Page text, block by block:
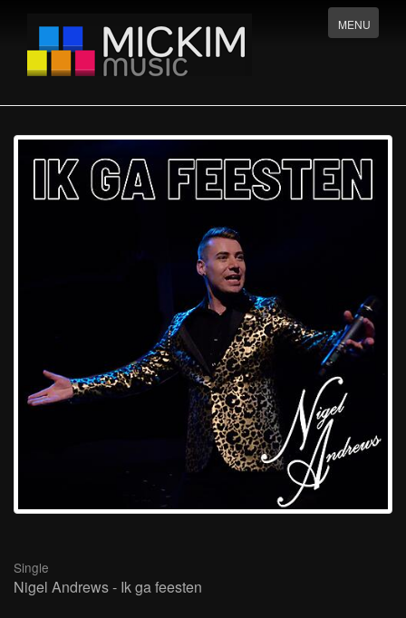
Menu
MENU
Single
Nigel Andrews - Ik ga feesten